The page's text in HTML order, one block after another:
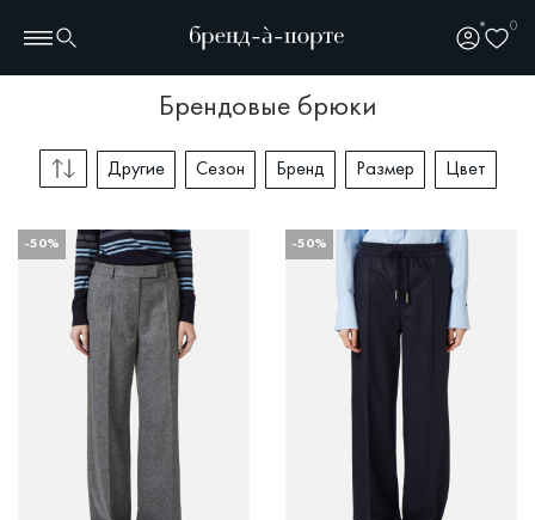
0
брендовые брюки
Другие Сезон Бренд Размер Цвет
-50% -50%